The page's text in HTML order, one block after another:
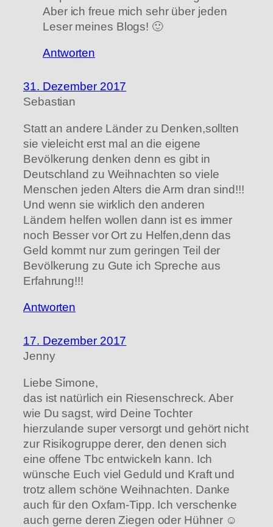
Aber ich freue mich sehr über jeden
Leser meines Blogs! 🙂
Antworten
31. Dezember 2017
Sebastian
Statt an andere Länder zu Denken,sollten
sie vieleicht erst mal an die eigene
Bevölkerung denken denn es gibt in
Deutschland zu Weihnachten so viele
Menschen jeden Alters die Arm dran sind!!!
Und wenn sie wirklich den anderen
Ländern helfen wollen dann ist es immer
noch Besser vor Ort zu Helfen,denn das
Geld kommt nur zum geringen Teil der
Bevölkerung zu Gute ich Spreche aus
Erfahrung!!!
Antworten
17. Dezember 2017
Jenny
Liebe Simone,
das ist natürlich ein Riesenschreck. Aber
wie Du sagst, wird Deine Tochter
hierzulande super versorgt und gehört nicht
zur Risikogruppe derer, den denen sich
eine offene Tbc entwickeln kann. Ich
wünsche Euch viel Geduld und Kraft und
trotz allem schöne Weihnachten. Danke
auch für den Oxfam-Tipp. Ich verschenke
auch gerne deren Ziegen oder Hühner ☺️